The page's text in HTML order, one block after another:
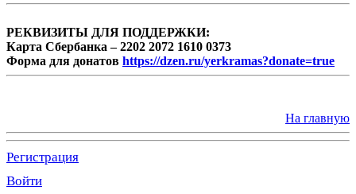
РЕКВИЗИТЫ ДЛЯ ПОДДЕРЖКИ:
Карта Сбербанка – 2202 2072 1610 0373
Форма для донатов https://dzen.ru/yerkramas?donate=true
На главную
Регистрация
Войти